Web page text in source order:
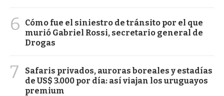
6
Cómo fue el siniestro de tránsito por el que
murió Gabriel Rossi, secretario general de
Drogas
7
Safaris privados, auroras boreales y estadías
de US$ 3.000 por día: así viajan los uruguayos
premium